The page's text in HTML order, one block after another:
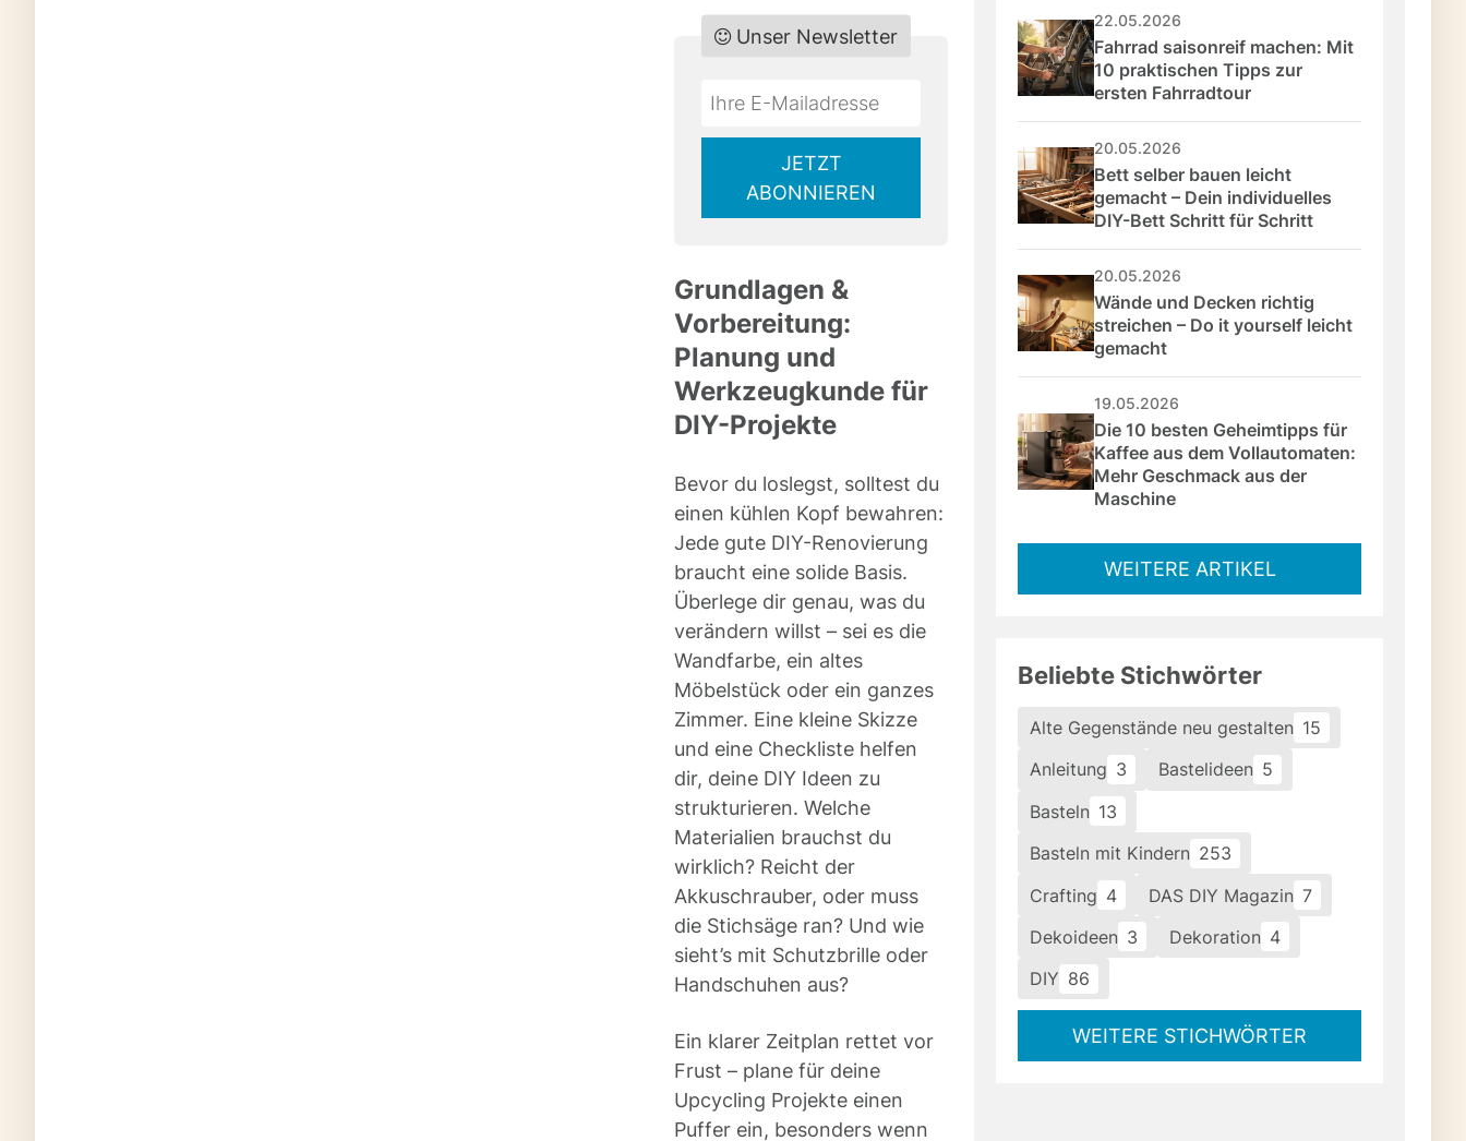
Do
Unser Newsletter
*Ihre
Mailadresse:
JETZT
ABONNIEREN
Grundlagen &
Vorbereitung:
Planung und
Werkzeugkunde für
DIY-Projekte
Bevor du loslegst, solltest du
einen kühlen Kopf bewahren:
Jede gute DIY-Renovierung
braucht eine solide Basis.
Überlege dir genau, was du
verändern willst – sei es die
Wandfarbe, ein altes
Möbelstück oder ein ganzes
Zimmer. Eine kleine Skizze
und eine Checkliste helfen
dir, deine DIY Ideen zu
strukturieren. Welche
Materialien brauchst du
wirklich? Reicht der
Akkuschrauber, oder muss
die Stichsäge ran? Und wie
sieht’s mit Schutzbrille oder
Handschuhen aus?
Ein klarer Zeitplan rettet vor
Frust – plane für deine
Upcycling Projekte einen
Puffer ein, besonders wenn
22.05.2026
Fahrrad saisonreif machen: Mit
10 praktischen Tipps zur
ersten Fahrradtour
20.05.2026
Bett selber bauen leicht
gemacht – Dein individuelles
DIY-Bett Schritt für Schritt
20.05.2026
Wände und Decken richtig
streichen – Do it yourself leicht
gemacht
19.05.2026
Die 10 besten Geheimtipps für
Kaffee aus dem Vollautomaten:
Mehr Geschmack aus der
Maschine
WEITERE ARTIKEL
Beliebte Stichwörter
Alte Gegenstände neu gestalten 15
Anleitung 3 Bastelideen 5
Basteln 13
Basteln mit Kindern 253
Crafting 4 DAS DIY Magazin 7
Dekoideen 3 Dekoration 4
DIY 86
WEITERE STICHWÖRTER